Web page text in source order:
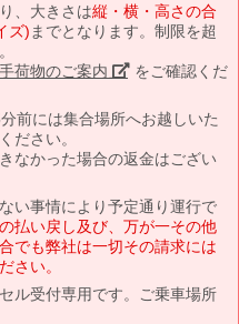
、大きさは縦・横・高さの合
ズ) までとなります。制限を超
手荷物のご案内」 をご確認くだ
前には集合場所へお越しいた
ださい。
なかった場合の返金はござい
い事情により予定通り運行で
払い戻し及び、万が一その他
でも弊社は一切その請求には
さい。
ル受付専用です。ご乗車場所